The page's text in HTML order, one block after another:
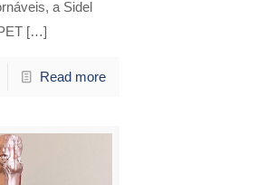
a Sidel
[…]
Read more